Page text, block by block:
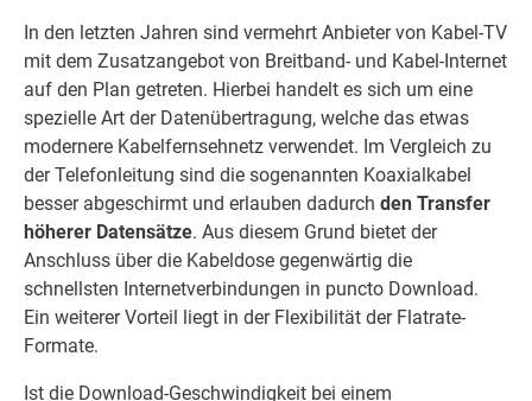
In den letzten Jahren sind vermehrt Anbieter von Kabel-TV
mit dem Zusatzangebot von Breitband- und Kabel-Internet
auf den Plan getreten. Hierbei handelt es sich um eine
spezielle Art der Datenübertragung, welche das etwas
modernere Kabelfernsehnetz verwendet. Im Vergleich zu
der Telefonleitung sind die sogenannten Koaxialkabel
besser abgeschirmt und erlauben dadurch den Transfer
höherer Datensätze. Aus diesem Grund bietet der
Anschluss über die Kabeldose gegenwärtig die
schnellsten Internetverbindungen in puncto Download.
Ein weiterer Vorteil liegt in der Flexibilität der Flatrate-
Formate.
Ist die Download-Geschwindigkeit bei einem